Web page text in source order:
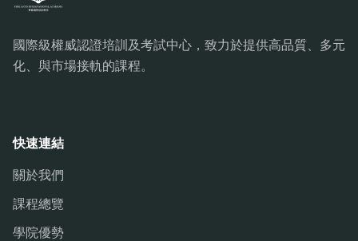
國際級權威認證培訓及考試中心，致力於提供高品質、多元
化、與市場接軌的課程。
快速連結
關於我們
課程總覽
學院優勢